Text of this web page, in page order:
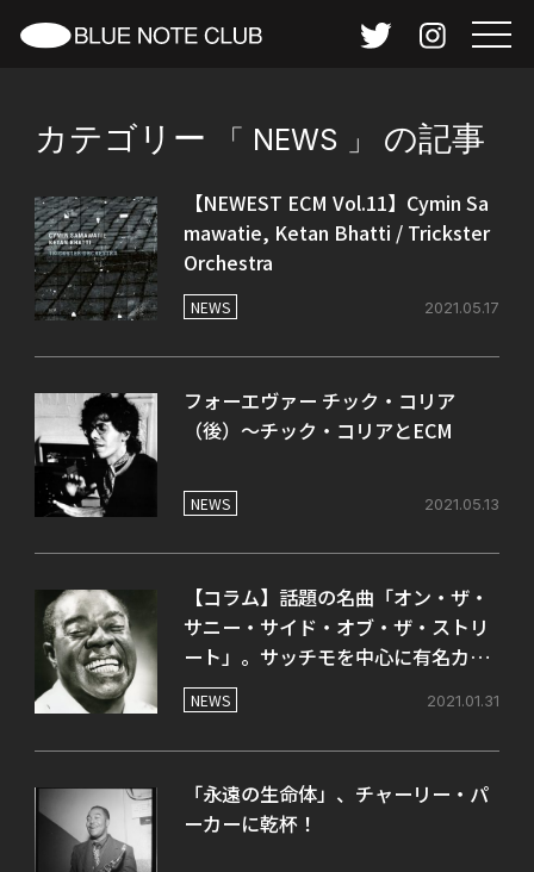
カテゴリー 「 NEWS 」 の記事
【NEWEST ECM Vol.11】Cymin Sa
mawatie, Ketan Bhatti / Trickster
Orchestra
NEWS 2021.05.17
フォーエヴァー チック・コリア
（後）～チック・コリアとECM
NEWS 2021.05.13
【コラム】話題の名曲「オン・ザ・
サニー・サイド・オブ・ザ・ストリ
ート」。サッチモを中心に有名カヴ
ァーを聴き比べ♫
NEWS 2021.01.31
「永遠の生命体」、チャーリー・パ
ーカーに乾杯！